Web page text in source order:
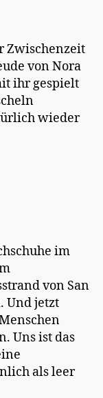
Zwischenzeit
von Nora
ihr gespielt
wieder
im
von San
Und jetzt
Uns ist das
als leer